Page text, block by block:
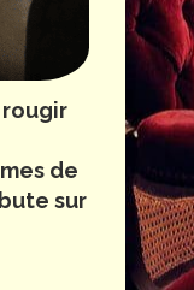
rougir
de
sur